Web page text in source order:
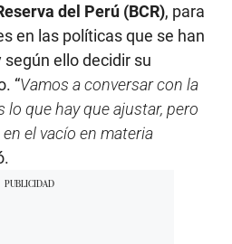
del Perú (BCR), para
en las políticas que se han
ello decidir su
“Vamos a conversar con la
lo que hay que ajustar, pero
el vacío en materia